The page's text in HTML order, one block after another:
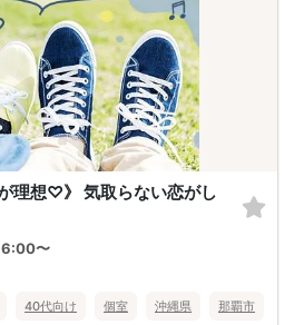
理想♡》 気取らない恋がし
〜
40代向け 個室 沖縄県 那覇市